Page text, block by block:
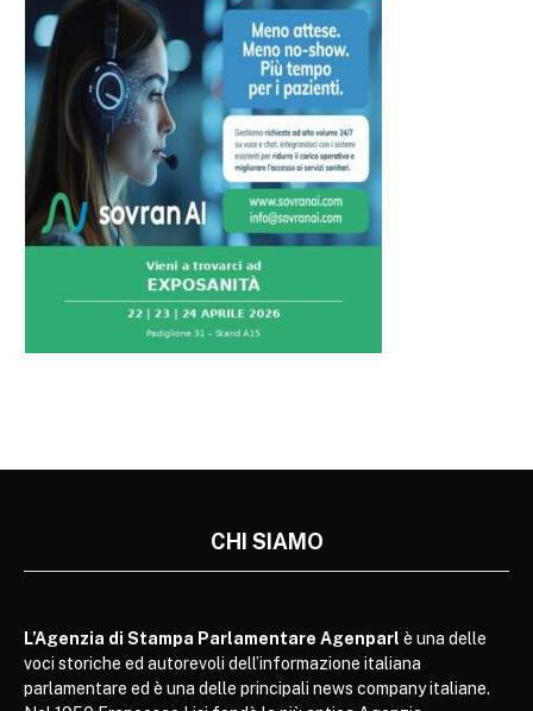
CHI SIAMO
L’Agenzia di Stampa Parlamentare Agenparl è una delle
voci storiche ed autorevoli dell’informazione italiana
parlamentare ed è una delle principali news company italiane.